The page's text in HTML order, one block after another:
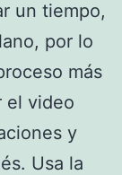
un tiempo,
por lo
más
el video
y
Usa la